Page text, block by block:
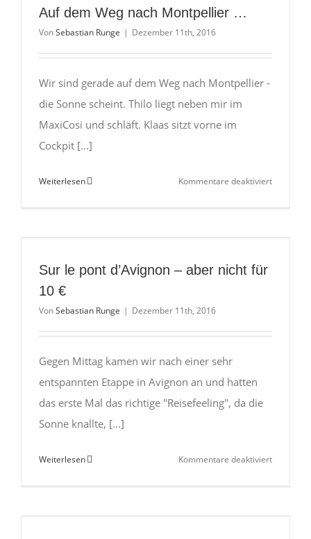
Auf dem Weg nach Montpellier …
VonSebastian Runge | Dezember 11th, 2016
Wir sind gerade auf dem Weg nach Montpellier -
die Sonne scheint. Thilo liegt neben mir im
MaxiCosi und schläft. Klaas sitzt vorne im
Cockpit [...]
Weiterlesen Kommentare deaktiviertfür
Sur le pont d’Avignon – aber nicht für
10 €
VonSebastian Runge | Dezember 11th, 2016
Gegen Mittag kamen wir nach einer sehr
entspannten Etappe in Avignon an und hatten
das erste Mal das richtige "Reisefeeling", da die
Sonne knallte, [...]
Weiterlesen Kommentare deaktiviertfür